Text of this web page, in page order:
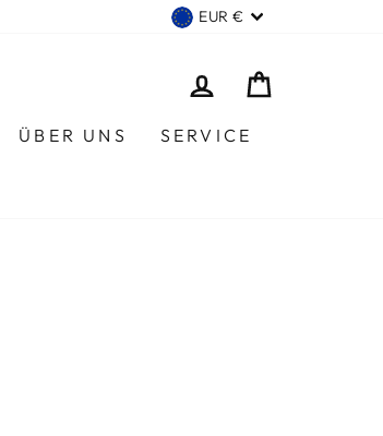
WÄHRUNG
EUR €
EINLOGGEN
ÜBER UNS
SERVICE